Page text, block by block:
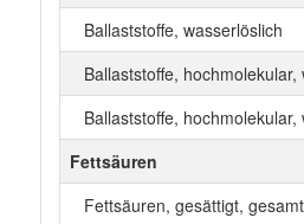
Ballaststoffe, wasserlöslich
Ballaststoffe, hochmolekular,
Ballaststoffe, hochmolekular,
Fettsäuren
Fettsäuren, gesättigt, gesamt